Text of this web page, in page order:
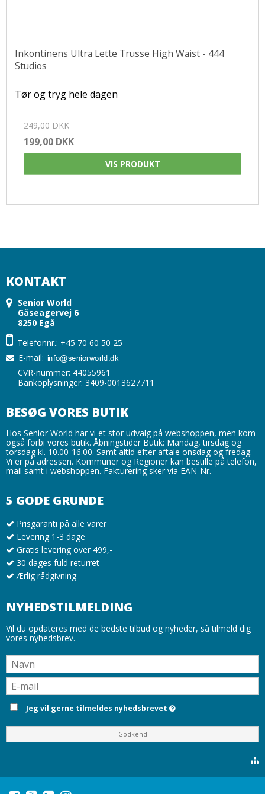
Inkontinens Ultra Lette Trusse High Waist - 444
Studios
Tør og tryg hele dagen
249,00 DKK
199,00 DKK
VIS PRODUKT
KONTAKT
Senior World
Gåseagervej 6
8250 Egå
Telefonnr.: +45 70 60 50 25
E-mail:
CVR-nummer: 44055961
Bankoplysninger: 3409-0013627711
BESØG VORES BUTIK
Hos Senior World har vi et stor udvalg på webshoppen, men kom
også forbi vores butik. Åbningstider Butik: Mandag, tirsdag og
torsdag kl. 10.00-16.00. Samt altid efter aftale onsdag og fredag.
Vi er på adressen. Kommuner og Regioner kan bestille på telefon,
mail samt i webshoppen. Fakturering sker via EAN-Nr.
5 GODE GRUNDE
Prisgaranti på alle varer
Levering 1-3 dage
Gratis levering over 499,-
30 dages fuld returret
Ærlig rådgivning
NYHEDSTILMELDING
Vil du opdateres med de bedste tilbud og nyheder, så tilmeld dig
vores nyhedsbrev.
Jeg vil gerne tilmeldes nyhedsbrevet
Godkend